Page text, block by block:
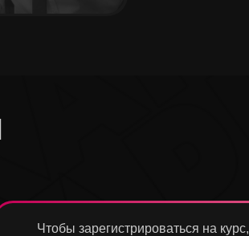
Чтобы зарегистрироваться на курс,